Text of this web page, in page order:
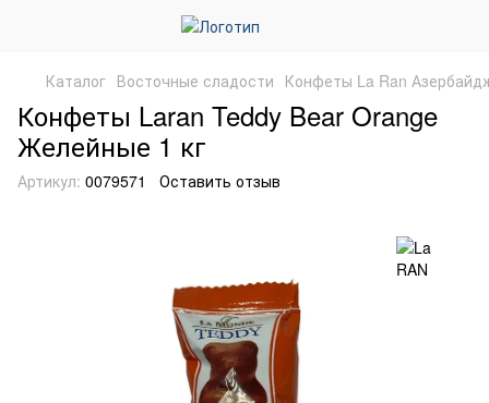
Каталог Восточные сладости Конфеты La Ran
Конфеты Laran Teddy Bear Orange
Желейные 1 кг
Артикул: 0079571 Оставить отзыв